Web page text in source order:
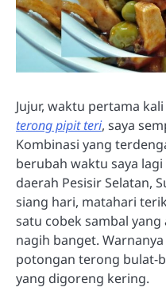
Jujur, waktu pertama
terong pipit teri, saya
Kombinasi yang
berubah waktu saya
daerah Pesisir Selatan,
siang hari, matahari
satu cobek sambal
nagih banget.
potongan terong bulat-
yang digoreng kering.